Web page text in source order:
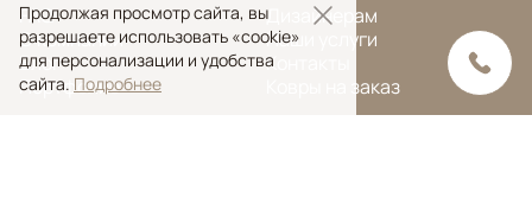
FAQ
О компании
Блог
Портфолио
Дизайнерам
Наши услуги
Контакты
Ковры на заказ
Продолжая просмотр сайта, вы
разрешаете использовать «cookie»
для персонализации и удобства
сайта. Подробнее